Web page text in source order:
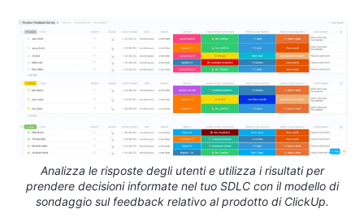
Analizza le risposte degli utenti e utilizza i risultati per
prendere decisioni informate nel tuo SDLC con il modello di
sondaggio sul feedback relativo al prodotto di ClickUp.